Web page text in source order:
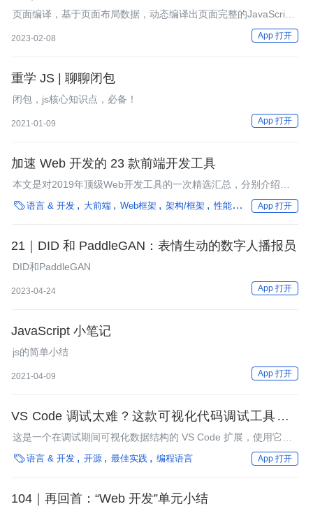
渲染策略？
页面编译，基于页面布局数据，动态编译出页面完整的JavaScript
和CSS的Bundle文件，减少HTTP文件请求，提升用户体验。页面
运行，核心就是要设计页面的渲染策略，保证页面功能的可用性和
2023-02-08 App 打开
重学 JS | 聊聊闭包
闭包，js核心知识点，必备！
2021-01-09 App 打开
加速 Web 开发的 23 款前端开发工具
本文是对2019年顶级Web开发工具的一次精选汇总，分别介绍了
每款工具的关键特性，并已附上下载链接。
语言 & 开发 大前端 Web框架 架构/框架 性能优化 操作系统
App 打开
21｜DID 和 PaddleGAN：表情生动的数字人播报员
DID和PaddleGAN
2023-04-24 App 打开
JavaScript 小笔记
js的简单小结
2021-04-09 App 打开
VS Code 调试太难？这款可视化代码调试工具值得
拥有
这是一个在调试期间可视化数据结构的 VS Code 扩展，使用它之
后，你可以清晰明了的看到不同数据之间的关系。
语言 & 开发 开源 最佳实践 编程语言 App 打开
104｜再回首：“Web 开发”单元小结